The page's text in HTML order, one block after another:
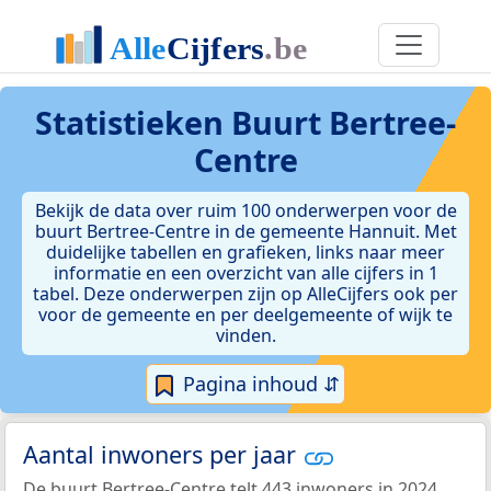
Statistieken Buurt Bertree-
Centre
Bekijk de data over ruim 100 onderwerpen voor de
buurt Bertree-Centre in de gemeente Hannuit. Met
duidelijke tabellen en grafieken, links naar meer
informatie en een overzicht van alle cijfers in 1
tabel. Deze onderwerpen zijn op AlleCijfers ook per
voor de gemeente en per deelgemeente of wijk te
vinden.
Pagina inhoud ⇵
Aantal inwoners per jaar